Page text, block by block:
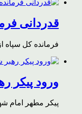
قدردانی
فرمانده کل سپاه
ورود پیکر
پیکر مطهر امام